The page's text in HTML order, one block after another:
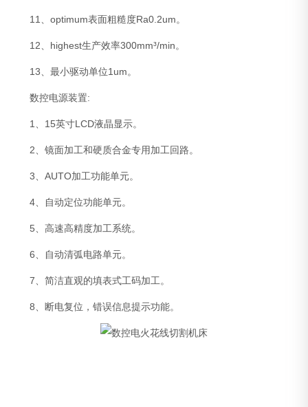
11、optimum表面粗糙度Ra0.2um。
12、highest生产效率300mm³/min。
13、最小驱动单位1um。
数控电源装置:
1、15英寸LCD液晶显示。
2、镜面加工和硬质合金专用加工回路。
3、AUTO加工功能单元。
4、自动定位功能单元。
5、高速高精度加工系统。
6、自动清弧电路单元。
7、简洁直观的填表式工码加工。
8、断电复位，错误信息提示功能。